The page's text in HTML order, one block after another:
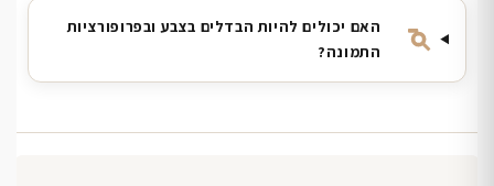
האם יכולים להיות הבדלים בצבע ובפרופורציות
התמונה?